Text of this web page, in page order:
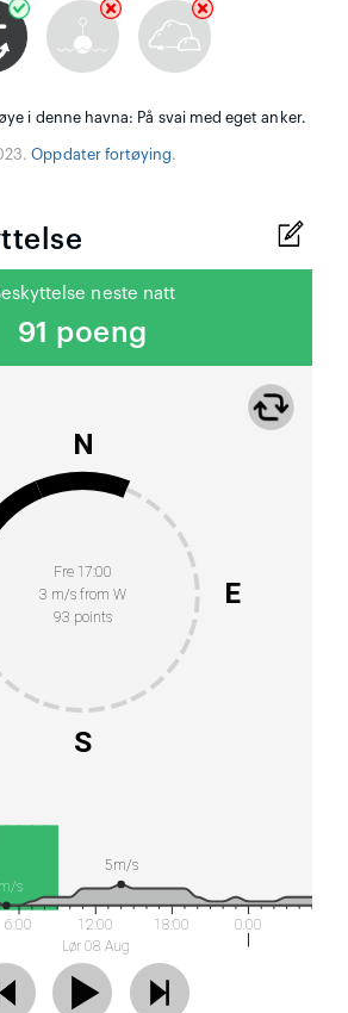
i denne havna: På svai med eget anker.
Oppdater fortøying.
neste natt
91 poeng
Fre 17:00
3 m/s from W
93 points
N
E
S
6:00
12:00
Lør 08 Aug
18:00 0:00
5m/s
s